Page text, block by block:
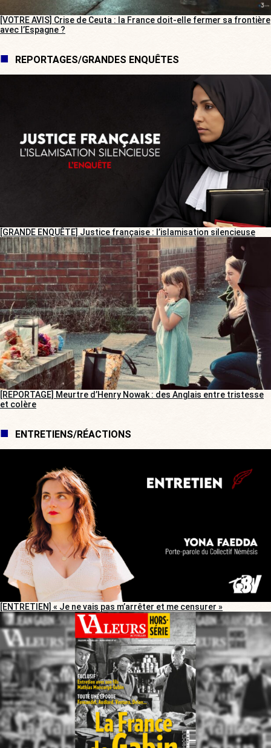
[VOTRE AVIS] Crise de Ceuta : la France doit-elle fermer sa frontière
avec l’Espagne ?
REPORTAGES/GRANDES ENQUÊTES
[GRANDE ENQUÊTE] Justice française : l’islamisation silencieuse
[REPORTAGE] Meurtre d’Henry Nowak : des Anglais entre tristesse
et colère
ENTRETIENS/RÉACTIONS
[ENTRETIEN] « Je ne vais pas m’arrêter et me censurer »